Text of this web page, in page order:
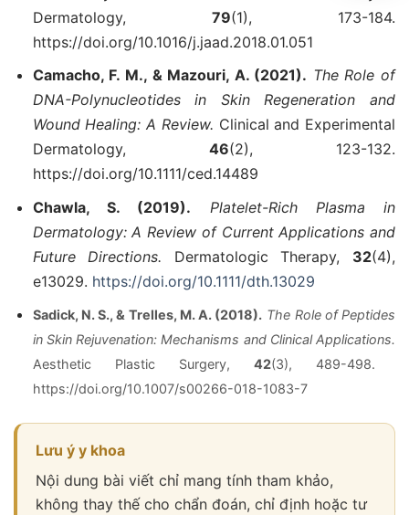
Dermatology, 79(1), 173-184.
https://doi.org/10.1016/j.jaad.2018.01.051
Camacho, F. M., & Mazouri, A. (2021). The Role of
DNA-Polynucleotides in Skin Regeneration and
Wound Healing: A Review. Clinical and Experimental
Dermatology, 46(2), 123-132.
https://doi.org/10.1111/ced.14489
Chawla, S. (2019).
Platelet-Rich Plasma in
Dermatology: A Review of Current Applications and
Future Directions. Dermatologic Therapy, 32(4),
e13029. https://doi.org/10.1111/dth.13029
Sadick, N. S., & Trelles, M. A. (2018). The Role of Peptides
in Skin Rejuvenation: Mechanisms and Clinical Applications.
Aesthetic Plastic Surgery, 42(3), 489-498.
https://doi.org/10.1007/s00266-018-1083-7
Lưu ý y khoa
Nội dung bài viết chỉ mang tính tham khảo,
không thay thế cho chẩn đoán, chỉ định hoặc tư